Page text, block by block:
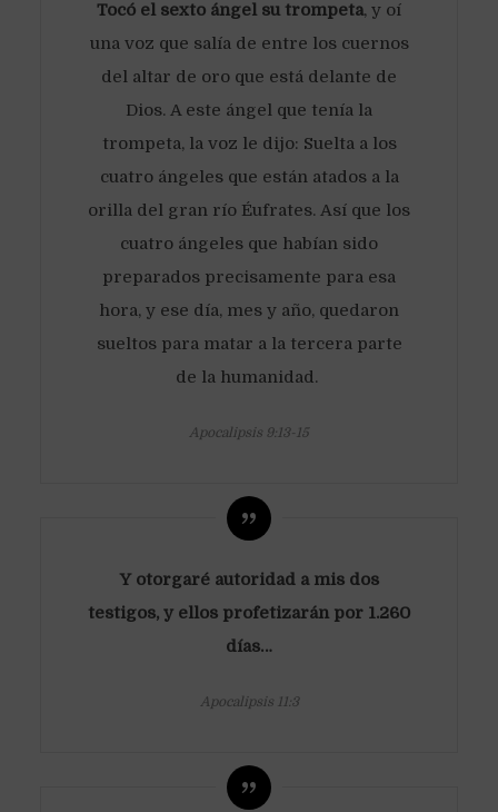
Tocó el sexto ángel su trompeta, y oí
una voz que salía de entre los cuernos
del altar de oro que está delante de
Dios. A este ángel que tenía la
trompeta, la voz le dijo: Suelta a los
cuatro ángeles que están atados a la
orilla del gran río Éufrates. Así que los
cuatro ángeles que habían sido
preparados precisamente para esa
hora, y ese día, mes y año, quedaron
sueltos para matar a la tercera parte
de la humanidad.
Apocalipsis 9:13-15
Y otorgaré autoridad a mis dos
testigos, y ellos profetizarán por 1.260
días…
Apocalipsis 11:3